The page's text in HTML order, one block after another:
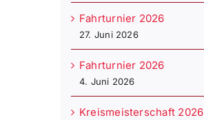
Fahrturnier 2026
27. Juni 2026
Fahrturnier 2026
4. Juni 2026
Kreismeisterschaft 2026